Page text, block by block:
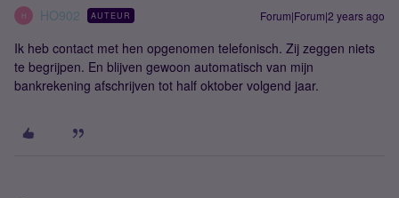
H HO902 AUTEUR Forum|Forum|2 years ago
Ik heb contact met hen opgenomen telefonisch. Zij zeggen niets
te begrijpen. En blijven gewoon automatisch van mijn
bankrekening afschrijven tot half oktober volgend jaar.